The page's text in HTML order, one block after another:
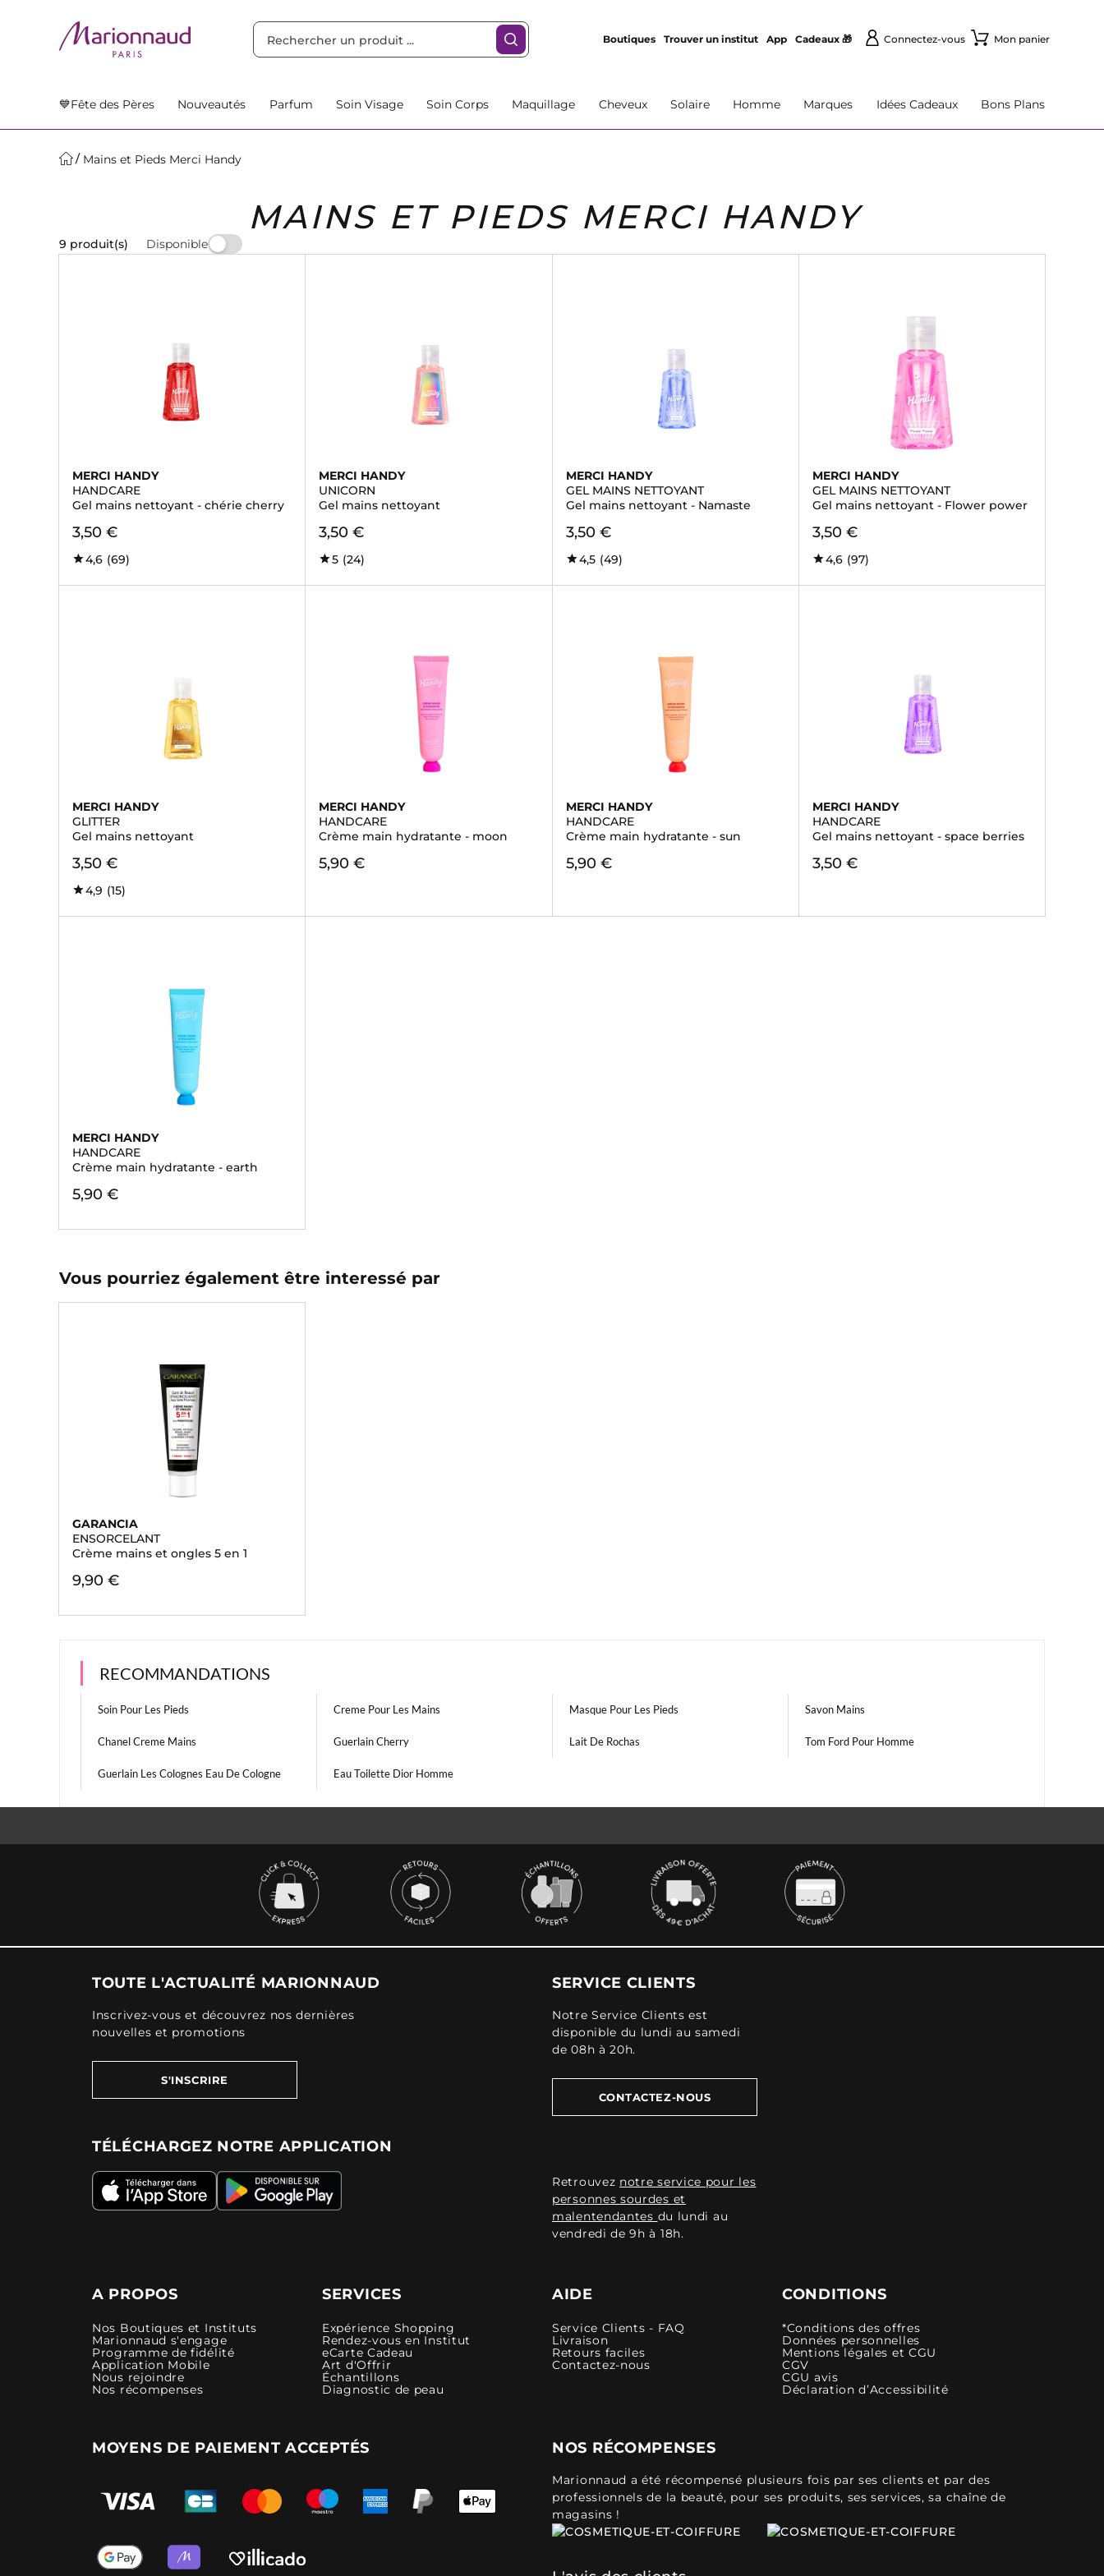
Boutiques Trouver un institut App Cadeaux 🎁 Connectez-vous Mon panier
💙Fête des Pères Nouveautés Parfum Soin Visage Soin Corps Maquillage Cheveux Solaire Homme Marques Idées Cadeaux Bons Plans
Mains et Pieds Merci Handy
MAINS ET PIEDS MERCI HANDY
9 produit(s) Disponible
MERCI HANDY
HANDCARE
Gel mains nettoyant - chérie cherry
3,50 €
4,6 (69)
MERCI HANDY
UNICORN
Gel mains nettoyant
3,50 €
5 (24)
MERCI HANDY
GEL MAINS NETTOYANT
Gel mains nettoyant - Namaste
3,50 €
4,5 (49)
MERCI HANDY
GEL MAINS NETTOYANT
Gel mains nettoyant - Flower power
3,50 €
4,6 (97)
MERCI HANDY
GLITTER
Gel mains nettoyant
3,50 €
4,9 (15)
MERCI HANDY
HANDCARE
Crème main hydratante - moon
5,90 €
MERCI HANDY
HANDCARE
Crème main hydratante - sun
5,90 €
MERCI HANDY
HANDCARE
Gel mains nettoyant - space berries
3,50 €
MERCI HANDY
HANDCARE
Crème main hydratante - earth
5,90 €
Vous pourriez également être interessé par
GARANCIA
ENSORCELANT
Crème mains et ongles 5 en 1
9,90 €
RECOMMANDATIONS
Soin Pour Les Pieds Creme Pour Les Mains Masque Pour Les Pieds Savon Mains
Chanel Creme Mains Guerlain Cherry Lait De Rochas Tom Ford Pour Homme
Guerlain Les Colognes Eau De Cologne Eau Toilette Dior Homme
TOUTE L'ACTUALITÉ MARIONNAUD
Inscrivez-vous et découvrez nos dernières
nouvelles et promotions
S'INSCRIRE
TÉLÉCHARGEZ NOTRE APPLICATION
SERVICE CLIENTS
Notre Service Clients est
disponible du lundi au samedi
de 08h à 20h.
CONTACTEZ-NOUS
Retrouvez notre service pour les
personnes sourdes et
malentendantes du lundi au
vendredi de 9h à 18h.
A PROPOS
Nos Boutiques et Instituts
Marionnaud s'engage
Programme de fidélité
Application Mobile
Nous rejoindre
Nos récompenses
SERVICES
Expérience Shopping
Rendez-vous en Institut
eCarte Cadeau
Art d'Offrir
Échantillons
Diagnostic de peau
AIDE
Service Clients - FAQ
Livraison
Retours faciles
Contactez-nous
CONDITIONS
*Conditions des offres
Données personnelles
Mentions légales et CGU
CGV
CGU avis
Déclaration d’Accessibilité
MOYENS DE PAIEMENT ACCEPTÉS NOS RÉCOMPENSES
Marionnaud a été récompensé plusieurs fois par ses clients et par des
professionnels de la beauté, pour ses produits, ses services, sa chaîne de
magasins !